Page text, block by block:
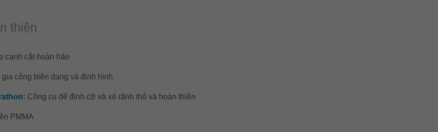
thiện
cạnh cắt hoàn hảo
công biên dạng và định hình
Công cụ để định cỡ và xẻ rãnh thô và hoàn thiện
PMMA